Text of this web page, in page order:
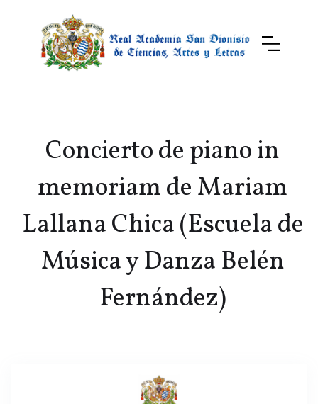
Concierto de piano in
memoriam de Mariam
Lallana Chica (Escuela de
Música y Danza Belén
Fernández)